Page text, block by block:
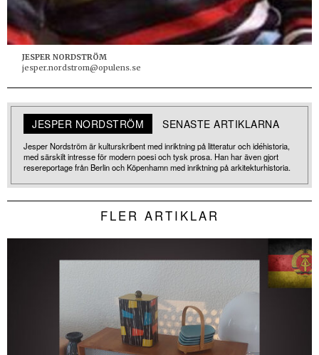
JESPER NORDSTRÖM
jesper.nordstrom@opulens.se
JESPER NORDSTRÖM SENASTE ARTIKLARNA
Jesper Nordström är kulturskribent med inriktning på litteratur och idéhistoria,
med särskilt intresse för modern poesi och tysk prosa. Han har även gjort
resereportage från Berlin och Köpenhamn med inriktning på arkitekturhistoria.
FLER ARTIKLAR